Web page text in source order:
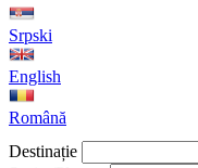
Srpski
English
Română
Destinație